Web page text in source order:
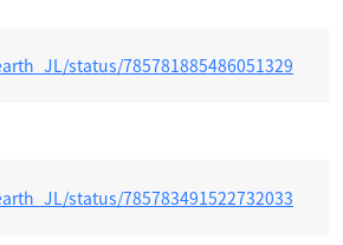
status/785781885486051329
status/785783491522732033